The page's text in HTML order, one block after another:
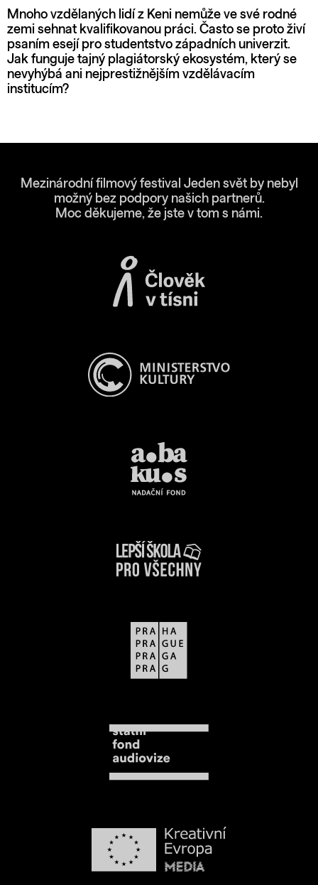
Mnoho vzdělaných lidí z Keni nemůže ve své rodné
zemi sehnat kvalifikovanou práci. Často se proto živí
psaním esejí pro studentstvo západních univerzit.
Jak funguje tajný plagiátorský ekosystém, který se
nevyhýbá ani nejprestižnějším vzdělávacím
institucím?
Mezinárodní filmový festival Jeden svět by nebyl
možný bez podpory našich partnerů.
Moc děkujeme, že jste v tom s námi.